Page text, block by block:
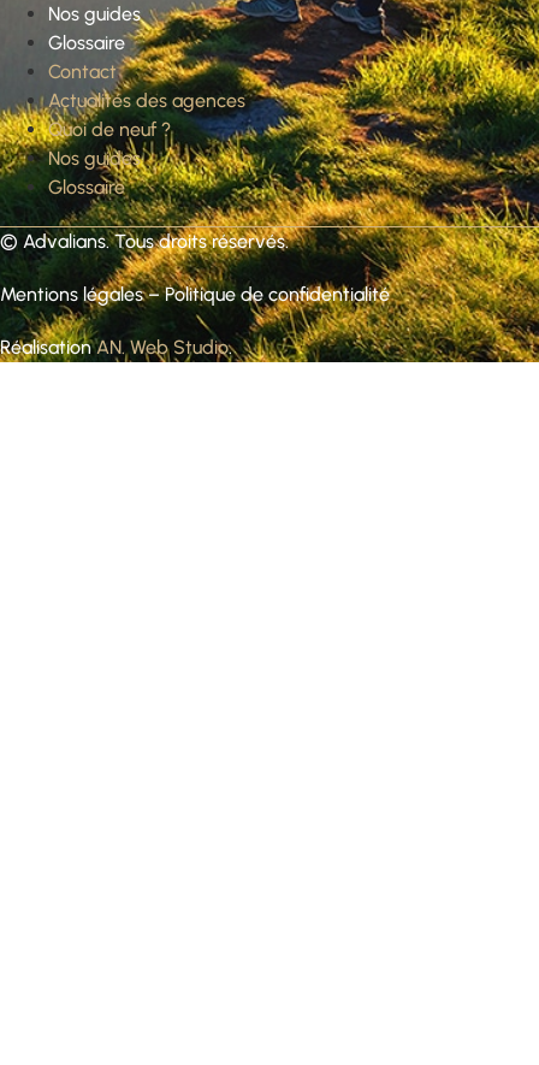
Nos guides
Glossaire
Contact
Actualités des agences
Quoi de neuf ?
Nos guides
Glossaire
© Advalians. Tous droits réservés.
Mentions légales–Politique de confidentialité
RéalisationAN. Web Studio.